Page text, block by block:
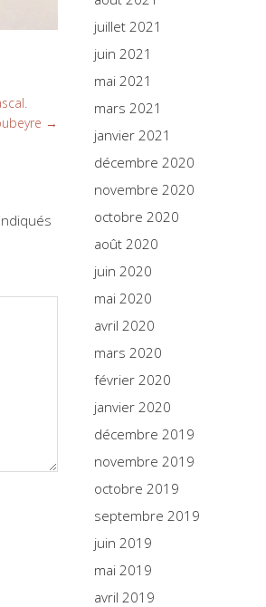
→
juillet 2021
juin 2021
mai 2021
mars 2021
janvier 2021
décembre 2020
novembre 2020
octobre 2020
août 2020
juin 2020
mai 2020
avril 2020
mars 2020
février 2020
janvier 2020
décembre 2019
novembre 2019
octobre 2019
septembre 2019
juin 2019
mai 2019
avril 2019